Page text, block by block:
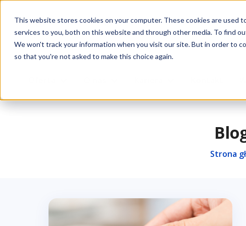
This website stores cookies on your computer. These cookies are used
services to you, both on this website and through other media. To find
We won't track your information when you visit our site. But in order to
so that you're not asked to make this choice again.
Strona